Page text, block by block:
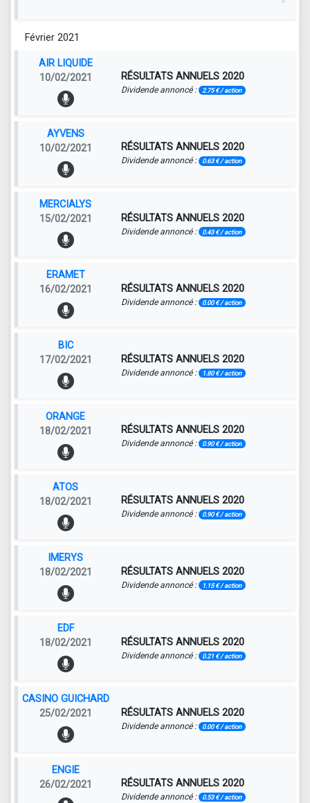
Février 2021
AIR LIQUIDE
10/02/2021
RÉSULTATS ANNUELS 2020
Dividende annoncé : 2.75 € / action
AYVENS
10/02/2021
RÉSULTATS ANNUELS 2020
Dividende annoncé : 0.63 € / action
MERCIALYS
15/02/2021
RÉSULTATS ANNUELS 2020
Dividende annoncé : 0.43 € / action
ERAMET
16/02/2021
RÉSULTATS ANNUELS 2020
Dividende annoncé : 0.00 € / action
BIC
17/02/2021
RÉSULTATS ANNUELS 2020
Dividende annoncé : 1.80 € / action
ORANGE
18/02/2021
RÉSULTATS ANNUELS 2020
Dividende annoncé : 0.90 € / action
ATOS
18/02/2021
RÉSULTATS ANNUELS 2020
Dividende annoncé : 0.90 € / action
IMERYS
18/02/2021
RÉSULTATS ANNUELS 2020
Dividende annoncé : 1.15 € / action
EDF
18/02/2021
RÉSULTATS ANNUELS 2020
Dividende annoncé : 0.21 € / action
CASINO GUICHARD
25/02/2021
RÉSULTATS ANNUELS 2020
Dividende annoncé : 0.00 € / action
ENGIE
26/02/2021
RÉSULTATS ANNUELS 2020
Dividende annoncé : 0.53 € / action